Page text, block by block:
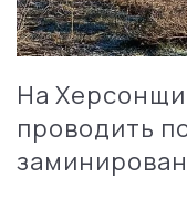
На
проводить